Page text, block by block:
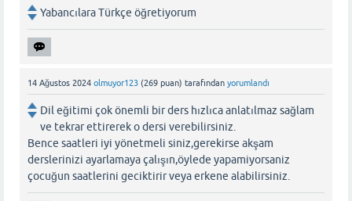
Yabancılara Türkçe öğretiyorum
14 Ağustos 2024 olmuyor123 (269 puan) tarafından yorumlandı
Dil eğitimi çok önemli bir ders hızlıca anlatılmaz sağlam
ve tekrar ettirerek o dersi verebilirsiniz.
Bence saatleri iyi yönetmeli siniz,gerekirse akşam
derslerinizi ayarlamaya çalışın,öylede yapamiyorsaniz
çocuğun saatlerini geciktirir veya erkene alabilirsiniz.